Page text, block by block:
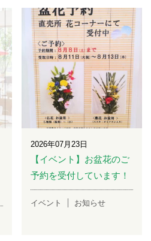
2026年07月23日
【イベント】お盆花のご
予約を受付しています！
イベント お知らせ